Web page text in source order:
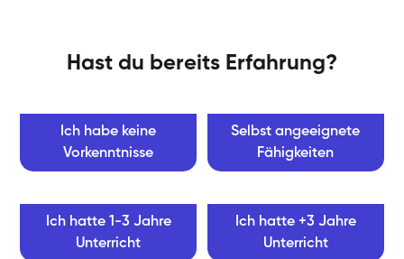
Hast du bereits Erfahrung?
Ich habe keine
Vorkenntnisse
Selbst angeeignete
Fähigkeiten
Ich hatte 1-3 Jahre
Unterricht
Ich hatte +3 Jahre
Unterricht